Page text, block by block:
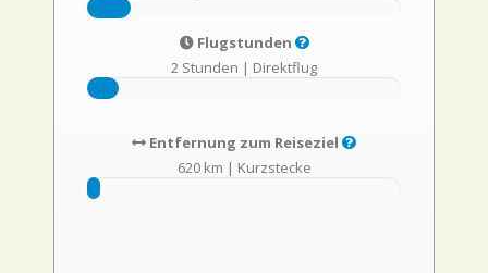
Flugstunden
2 Stunden | Direktflug
Entfernung zum Reiseziel
620 km | Kurzstecke